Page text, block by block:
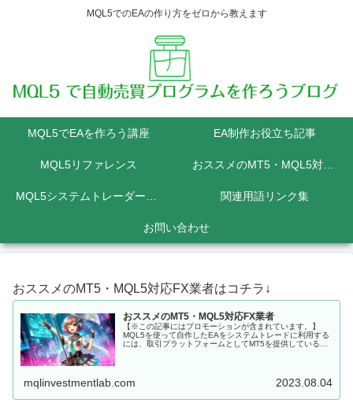
MQL5でのEAの作り方をゼロから教えます
MQL5でEAを作ろう講座 EA制作お役立ち記事
MQL5リファレンス おススメのMT5・MQL5対応FX業者
MQL5システムトレーダーの為のPython講座 関連用語リンク集
お問い合わせ
おススメのMT5・MQL5対応FX業者はコチラ↓
おススメのMT5・MQL5対応FX業者
【※この記事にはプロモーションが含まれています。】
MQL5を使って自作したEAをシステムトレードに利用する
には、取引プラットフォームとしてMT5を提供しているFX
mqlinvestmentlab.com 2023.08.04